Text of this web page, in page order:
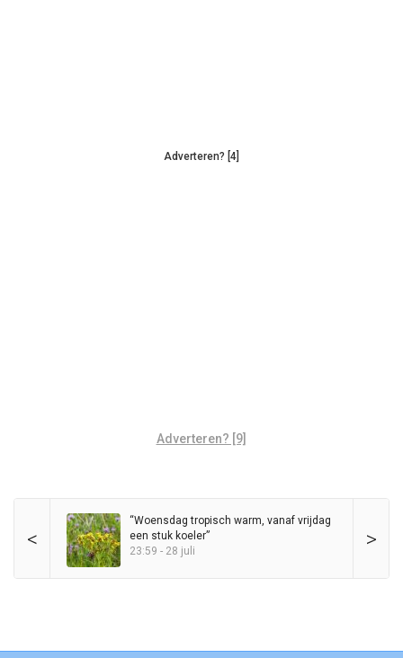
Adverteren? [4]
Adverteren? [9]
< >
“Woensdag tropisch warm, vanaf vrijdag
een stuk koeler”
23:59 - 28 juli